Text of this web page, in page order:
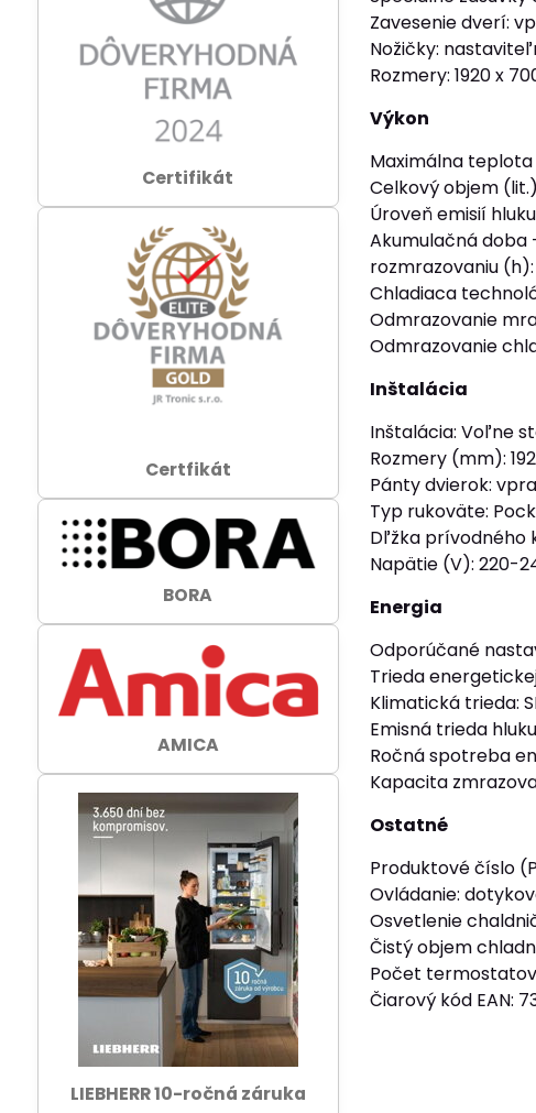
Zavesenie dverí:
Nožičky:
Rozmery: 1920 x
Výkon
Maximálna
Celkový objem
Úroveň emisií
Akumulačná doba
rozmrazovaniu (h):
Chladiaca
Odmrazovanie
Odmrazovanie
Inštalácia
Inštalácia: Voľne
Rozmery (mm):
Pánty dvierok:
Typ rukoväte:
Dľžka prívodného
Napätie (V): 220-
Energia
Odporúčané
Trieda
Klimatická trieda:
Emisná trieda
Ročná spotreba
Kapacita
Ostatné
Produktové číslo
Ovládanie:
Osvetlenie
Čistý objem
Počet
Čiarový kód EAN:
Certifikát
Certfikát
BORA
AMICA
LIEBHERR 10-ročná záruka